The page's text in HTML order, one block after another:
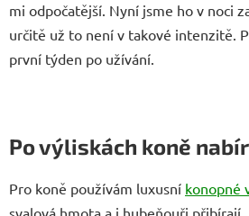
mi odpočatější. Nyní jsme ho v noci
určitě už to není v takové intenzitě.
první týden po užívání.
Po výliskách koně
Pro koně používám luxusní konopné